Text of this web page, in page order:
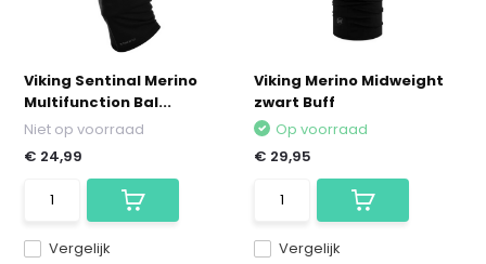
Viking Sentinal Merino
Multifunction Bal...
Vergelijk
Niet op voorraad
€ 24,99
Viking Merino Midweight
zwart Buff
Vergelijk
Op voorraad
€ 29,95